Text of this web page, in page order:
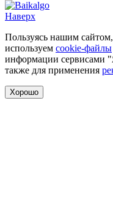
Наверх
Пользуясь нашим
используем cookie-файлы
информации сервисами
также для применения
Хорошо